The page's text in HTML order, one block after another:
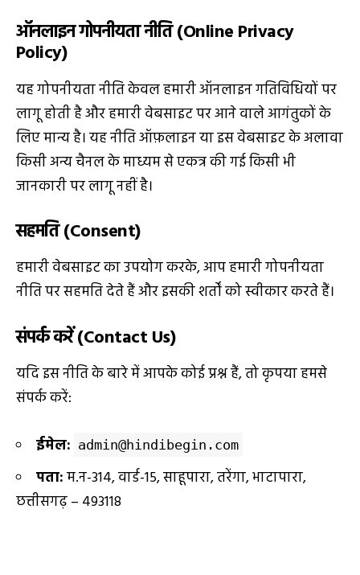
ऑनलाइन गोपनीयता नीति (Online Privacy
Policy)
यह गोपनीयता नीति केवल हमारी ऑनलाइन गतिविधियों पर
लागू होती है और हमारी वेबसाइट पर आने वाले आगंतुकों के
लिए मान्य है। यह नीति ऑफ़लाइन या इस वेबसाइट के अलावा
किसी अन्य चैनल के माध्यम से एकत्र की गई किसी भी
जानकारी पर लागू नहीं है।
सहमति (Consent)
हमारी वेबसाइट का उपयोग करके, आप हमारी गोपनीयता
नीति पर सहमति देते हैं और इसकी शर्तों को स्वीकार करते हैं।
संपर्क करें (Contact Us)
यदि इस नीति के बारे में आपके कोई प्रश्न हैं, तो कृपया हमसे
संपर्क करें:
ईमेल: admin@hindibegin.com
पता:म.न-314, वार्ड-15, साहूपारा, तरेंगा, भाटापारा,
छत्तीसगढ़ – 493118